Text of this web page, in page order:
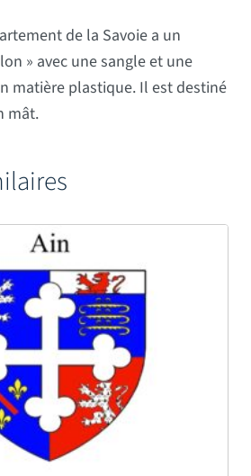
de la Savoie a un
» avec une sangle et une
matière plastique. Il est destiné
mât.